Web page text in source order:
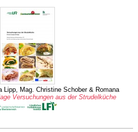
Lipp, Mag. Christine Schober & Romana
Versuchungen aus der Strudelküche